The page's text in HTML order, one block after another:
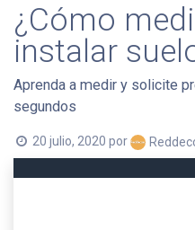
¿Cómo
instalar
Aprenda a medir y solicite
segundos
20 julio, 2020 por